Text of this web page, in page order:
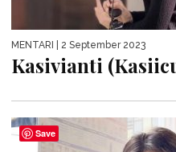
MENTARI | 2 September 2023
Kasivianti
Save